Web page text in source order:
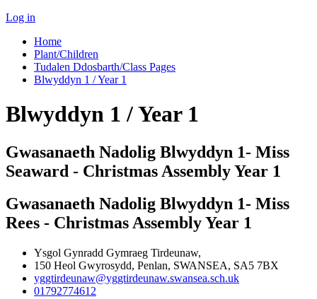
Log in
Home
Plant/Children
Tudalen Ddosbarth/Class Pages
Blwyddyn 1 / Year 1
Blwyddyn 1 / Year 1
Gwasanaeth Nadolig Blwyddyn 1- Miss
Seaward - Christmas Assembly Year 1
Gwasanaeth Nadolig Blwyddyn 1- Miss
Rees - Christmas Assembly Year 1
Ysgol Gynradd Gymraeg Tirdeunaw,
150 Heol Gwyrosydd, Penlan, SWANSEA, SA5 7BX
yggtirdeunaw@yggtirdeunaw.swansea.sch.uk
01792774612